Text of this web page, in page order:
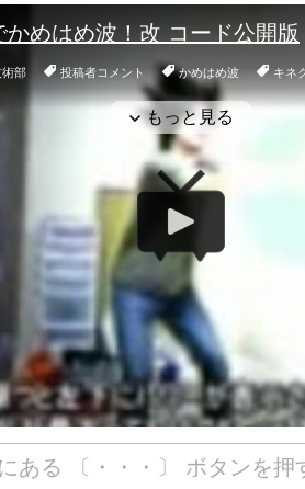
ある 〔・・・〕 ボタンを押